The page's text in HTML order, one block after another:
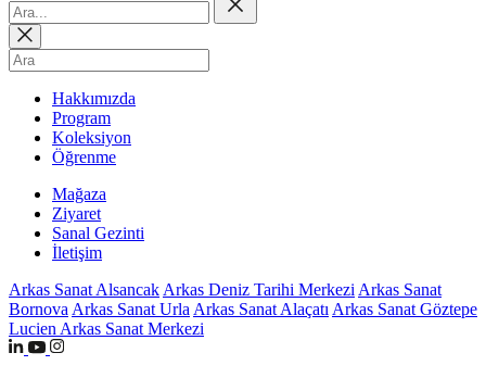
Hakkımızda
Program
Koleksiyon
Öğrenme
Mağaza
Ziyaret
Sanal Gezinti
İletişim
Arkas Sanat Alsancak Arkas Deniz Tarihi Merkezi Arkas Sanat
Bornova Arkas Sanat Urla Arkas Sanat Alaçatı Arkas Sanat Göztepe
Lucien Arkas Sanat Merkezi